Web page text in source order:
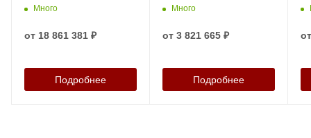
Много
от 18 861 381 ₽
Подробнее
29761
Много
от 3 821 665 ₽
Подробнее